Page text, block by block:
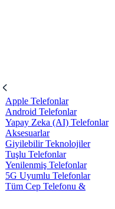
Apple Telefonlar
Android Telefonlar
Yapay Zeka (AI) Telefonlar
Aksesuarlar
Giyilebilir Teknolojiler
Tuşlu Telefonlar
Yenilenmiş Telefonlar
5G Uyumlu Telefonlar
Tüm Cep Telefonu &